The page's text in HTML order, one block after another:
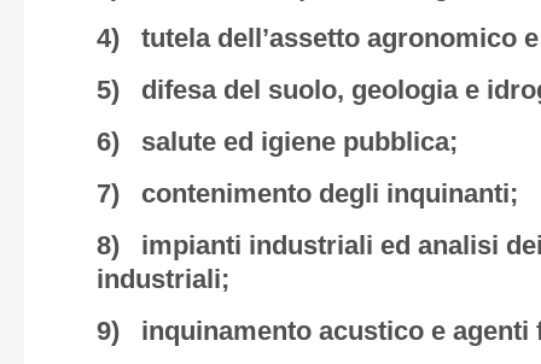
4) tutela dell’assetto agronomico
5) difesa del suolo, geologia e
6) salute ed igiene pubblica;
7) contenimento degli inquinanti;
8) impianti industriali ed analisi
industriali;
9) inquinamento acustico e agenti